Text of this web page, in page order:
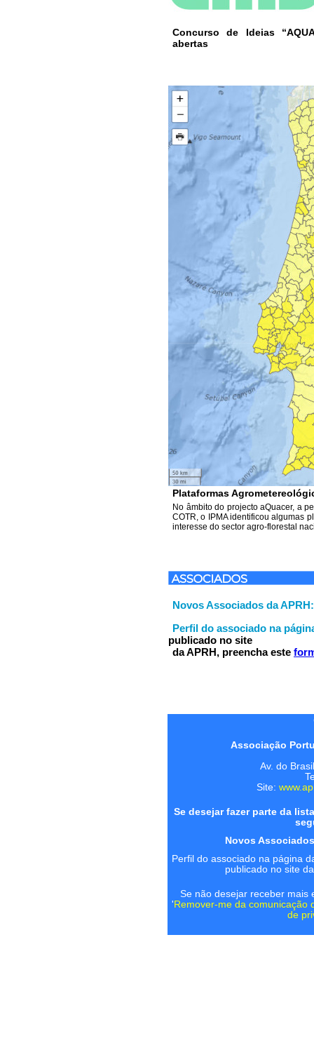
Concurso de Ideias
abertas
Plataformas
No âmbito do projecto aQuacer, a
COTR, o IPMA identificou algumas
interesse do sector agro-florestal
Novos Associados da APRH:
Perfil do associado na
publicado no site
da APRH, preencha este
Associação
Av. do
Site:
Se desejar fazer parte da
Novos
Perfil do associado na página
publicado no site
Se não desejar receber mais
' Remover-me da comunicação
de